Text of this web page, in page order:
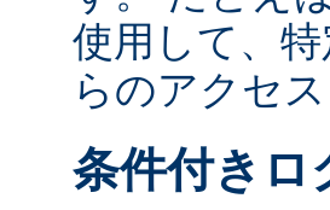
使用して、
らのアクセ
条件付きロ